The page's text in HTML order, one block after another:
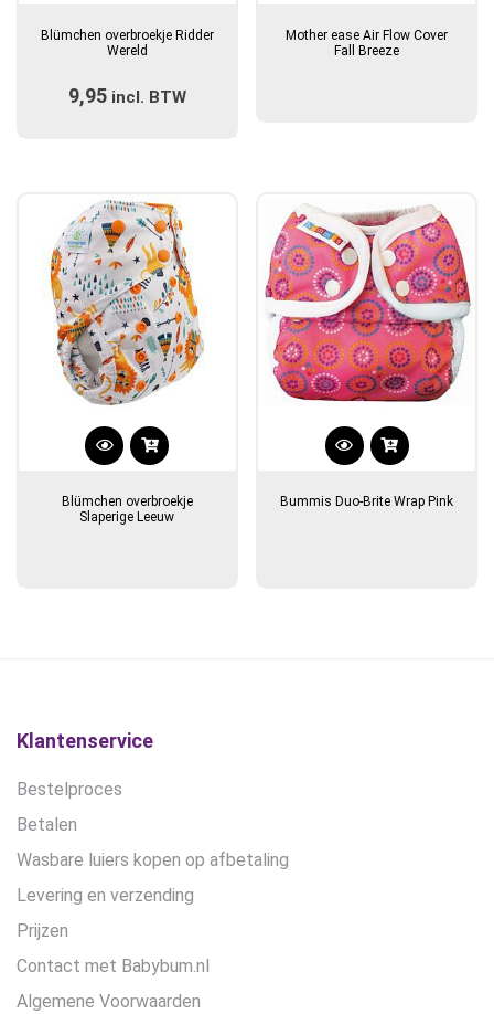
heeft
variaties.
gekozen
worden
op
de
productpagina
Blümchen overbroekje Ridder
Wereld
9,95 incl. BTW
Mother ease Air Flow Cover
Fall Breeze
Blümchen overbroekje
Slaperige Leeuw
Bummis Duo-Brite Wrap Pink
Klantenservice
Bestelproces
Betalen
Wasbare luiers kopen op afbetaling
Levering en verzending
Prijzen
Contact met Babybum.nl
Algemene Voorwaarden